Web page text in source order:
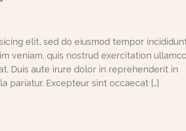
elit, sed do eiusmod tempor
veniam, quis nostrud exercitation
Duis aute irure dolor in reprehenderit in
pariatur. Excepteur sint occaecat […]